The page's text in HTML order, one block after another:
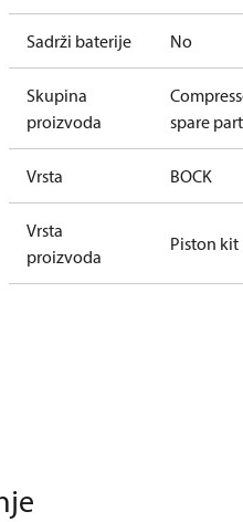
Sadrži baterije No
Skupina
proizvoda
spare
Vrsta BOCK
Vrsta
proizvoda
Piston kit